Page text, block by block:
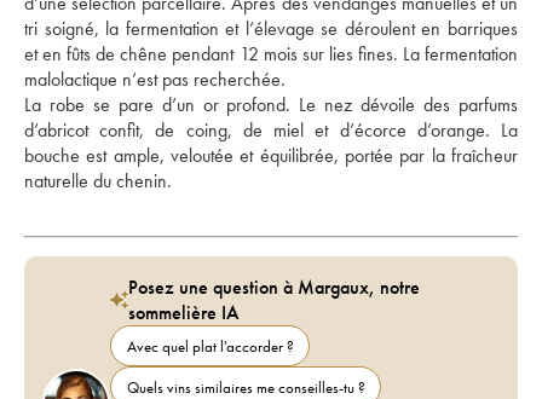
tri soigné, la fermentation et l’élevage se déroulent en barriques
et en fûts de chêne pendant 12 mois sur lies fines. La fermentation
malolactique n’est pas recherchée.
La robe se pare d’un or profond. Le nez dévoile des parfums
d’abricot confit, de coing, de miel et d’écorce d’orange. La
bouche est ample, veloutée et équilibrée, portée par la fraîcheur
naturelle du chenin.
Posez une question à Margaux, notre
sommelière IA
Avec quel plat l'accorder ?
Quels vins similaires me conseilles-tu ?